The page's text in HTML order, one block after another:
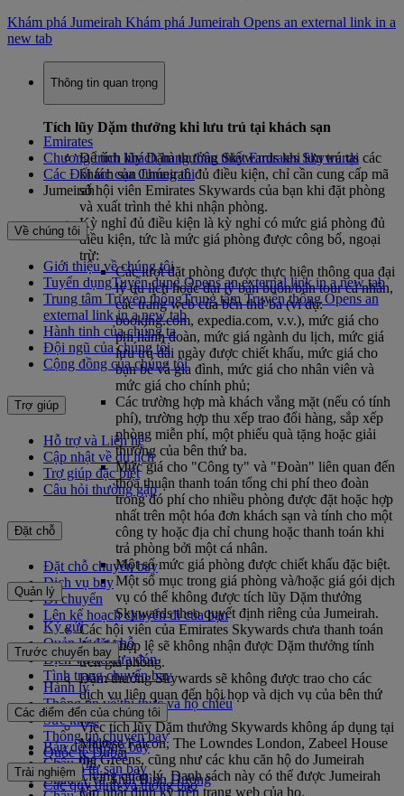
Khám phá Jumeirah Khám phá Jumeirah Opens an external link in a
new tab
Thông tin quan trọng
Tích lũy Dặm thưởng khi lưu trú tại khách sạn
Để tích lũy Dặm thưởng Skywards khi lưu trú tại các
khách sạn Jumeirah đủ điều kiện, chỉ cần cung cấp mã
số hội viên Emirates Skywards của bạn khi đặt phòng
và xuất trình thẻ khi nhận phòng.
Kỳ nghỉ đủ điều kiện là kỳ nghỉ có mức giá phòng đủ
điều kiện, tức là mức giá phòng được công bố, ngoại
trừ:
Các lượt đặt phòng được thực hiện thông qua đại
lý du lịch hoặc đại lý bán buôn/bán tour cá nhân,
các trang web của bên thứ ba (ví dụ:
booking.com, expedia.com, v.v.), mức giá cho
phi hành đoàn, mức giá ngành du lịch, mức giá
lưu trú dài ngày được chiết khấu, mức giá cho
bạn bè và gia đình, mức giá cho nhân viên và
mức giá cho chính phủ;
Các trường hợp mà khách vắng mặt (nếu có tính
phí), trường hợp thu xếp trao đổi hàng, sắp xếp
phòng miễn phí, một phiếu quà tặng hoặc giải
thưởng của bên thứ ba.
Mức giá cho "Công ty" và "Đoàn" liên quan đến
thỏa thuận thanh toán tổng chi phí theo đoàn
trong đó phí cho nhiều phòng được đặt hoặc hợp
nhất trên một hóa đơn khách sạn và tính cho một
công ty hoặc địa chỉ chung hoặc thanh toán khi
trả phòng bởi một cá nhân.
Một số mức giá phòng được chiết khấu đặc biệt.
Một số mục trong giá phòng và/hoặc giá gói dịch
vụ có thể không được tích lũy Dặm thưởng
Skywards theo quyết định riêng của Jumeirah.
Các hội viên của Emirates Skywards chưa thanh toán
đủ phí hợp lệ sẽ không nhận được Dặm thưởng tính
trên giá phòng.
Dặm thưởng Skywards sẽ không được trao cho các
dịch vụ liên quan đến hội họp và dịch vụ của bên thứ
ba.
Việc tích lũy Dặm thưởng Skywards không áp dụng tại
Maltese Falcon, The Lowndes London, Zabeel House
the Greens, cũng như các khu căn hộ do Jumeirah
Living quản lý. Danh sách này có thể được Jumeirah
cập nhật định kỳ trên trang web của họ.
Emirates
Chương trình khách hàng thân thiết Emirates Skywards
Các Đối tác của Chúng tôi
Jumeirah
Về chúng tôi
Giới thiệu về chúng tôi
Tuyển dụngTuyển dụng Opens an external link in a new tab
Trung tâm Truyền thôngTrung tâm Truyền thông Opens an
external link in a new tab
Hành tinh của chúng ta
Đội ngũ của chúng tôi
Cộng đồng của chúng tôi
Trợ giúp
Hỗ trợ và Liên hệ
Cập nhật về du lịch
Trợ giúp đặc biệt
Câu hỏi thường gặp
Đặt chỗ
Đặt chỗ chuyến bay
Dịch vụ bay
Di chuyển
Lên kế hoạch chuyến đi của bạn
Quản lý
Ký gửi
Quản lý đặt chỗ
Dịch vụ xe đưa đón
Tình trạng chuyến bay
Trước chuyến bay
Hành lý
Thông tin về thị thực và hộ chiếu
Sức khỏe
Thông tin chuyến bay
Quốc tế Dubai
Đến và từ sân bay
Các quy định và thông báo
Các điểm đến của chúng tôi
Bản đồ đường bay
Châu Phi
Châu Á và Thái Bình Dương
Trải nghiệm